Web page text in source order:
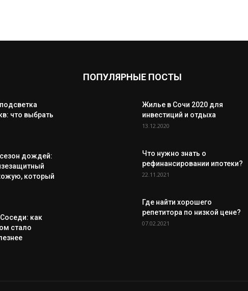
что выбрать
дождей:
который
как
стало
ПОПУЛЯРНЫЕ ПОСТЫ
Жилье в Сочи 2020 для
инвестиций и отдыха
13.12.2020
Что нужно знать о
рефинансировании ипотеки?
22.11.2021
Где найти хорошего
репетитора по низкой цене?
07.02.2021